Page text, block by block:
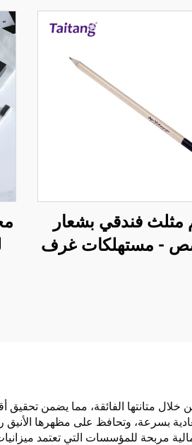
مثلث فندقي بشعار
- مستهلكات غرف
خلال متانتها الفائقة، مما يضمن
بسرعة، وتحافظ على مظهرها
مربحة للمؤسسات التي تعتمد